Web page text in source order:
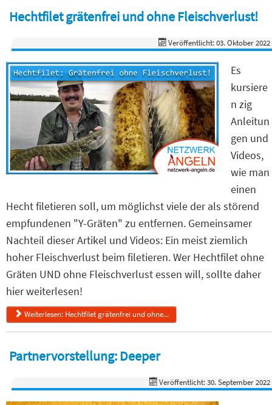
Hechtfilet grätenfrei und ohne Fleischverlust!
Veröffentlicht: 03. Oktober 2022
Es
kursiere
n zig
Anleitun
gen und
Videos,
wie man
einen
Hecht filetieren soll, um möglichst viele der als störend
empfundenen "Y-Gräten" zu entfernen. Gemeinsamer
Nachteil dieser Artikel und Videos: Ein meist ziemlich
hoher Fleischverlust beim filetieren. Wer Hechtfilet ohne
Gräten UND ohne Fleischverlust essen will, sollte daher
hier weiterlesen!
Weiterlesen: Hechtfilet grätenfrei und ohne...
Partnervorstellung: Deeper
Veröffentlicht: 30. September 2022